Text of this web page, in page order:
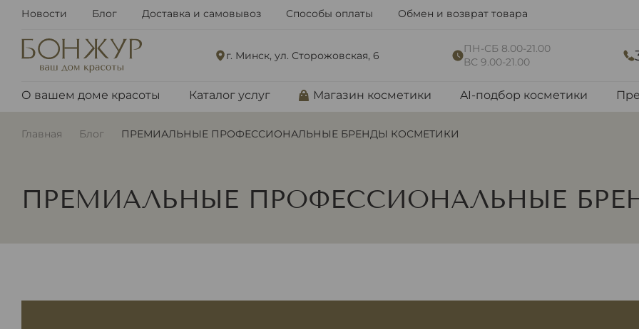
Новости Блог Доставка и самовывоз Способы оплаты Обмен и возврат товара
г. Минск, ул. Сторожовская, 6
ПН-СБ 8.00-21.00
ВС 9.00-21.00
О вашем доме красоты Каталог услуг Магазин косметики AI-подбор косметики
Главная Блог ПРЕМИАЛЬНЫЕ ПРОФЕССИОНАЛЬНЫЕ БРЕНДЫ КОСМЕТИКИ
ПРЕМИАЛЬНЫЕ ПРОФЕССИОНАЛЬНЫЕ